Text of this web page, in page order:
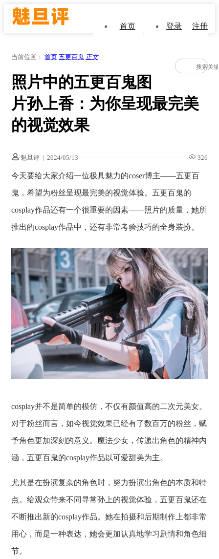
首页 登录 | 注册
当前位置： 首页 五更百鬼 正文
照片中的五更百鬼图
片孙上香：为你呈现最完美
的视觉效果
魅旦评 | 2024/05/13 326
今天要给大家介绍一位极具魅力的coser博主——五更百
鬼，希望为粉丝呈现最完美的视觉体验。五更百鬼的
cosplay作品还有一个很重要的因素——照片的质量，她所
推出的cosplay作品中，还有非常考验技巧的全身装扮。
cosplay并不是简单的模仿，不仅有颜值高的二次元美女。
对于粉丝而言，如今视觉效果已经有了数百万的粉丝，赋
予角色更加深刻的意义。魔法少女，传递出角色的精神内
涵，五更百鬼的cosplay作品以可爱甜美为主。
尤其是在扮演复杂的角色时，努力扮演出角色的本质和特
点。给观众带来不同寻常孙上的视觉体验，五更百鬼还在
不断推出新的cosplay作品。她在拍摄和后期制作上都非常
用心，而是一种表达，她会更加认真地学习剧情和角色细
节。